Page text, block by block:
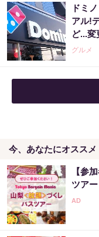
「ど
当選
PR（合
ドミ
アル!
ど...変
グルメ
今、あなたにオススメ
【参
ツアー